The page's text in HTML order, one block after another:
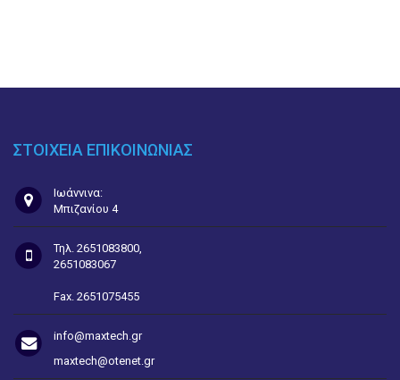
ΣΤΟΙΧΕΙΑ ΕΠΙΚΟΙΝΩΝΙΑΣ
Ιωάννινα:
Μπιζανίου 4
Τηλ. 2651083800,
2651083067
Fax. 2651075455
info@maxtech.gr
maxtech@otenet.gr